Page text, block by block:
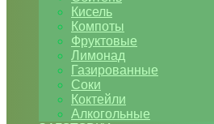
Кисель
Компоты
Фруктовые
Лимонад
Газированные
Соки
Коктейли
Алкогольные